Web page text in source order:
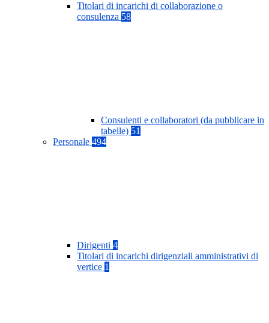
Titolari di incarichi di collaborazione o
consulenza 58
Consulenti e collaboratori (da pubblicare in
tabelle) 51
Personale 494
Dirigenti 4
Titolari di incarichi dirigenziali amministrativi di
vertice 1